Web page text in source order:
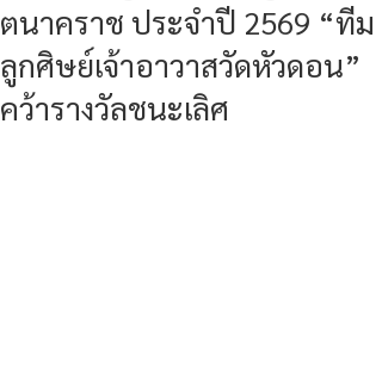
ตนาคราช ประจำปี 2569 “ทีม
ลูกศิษย์เจ้าอาวาสวัดหัวดอน”
คว้ารางวัลชนะเลิศ